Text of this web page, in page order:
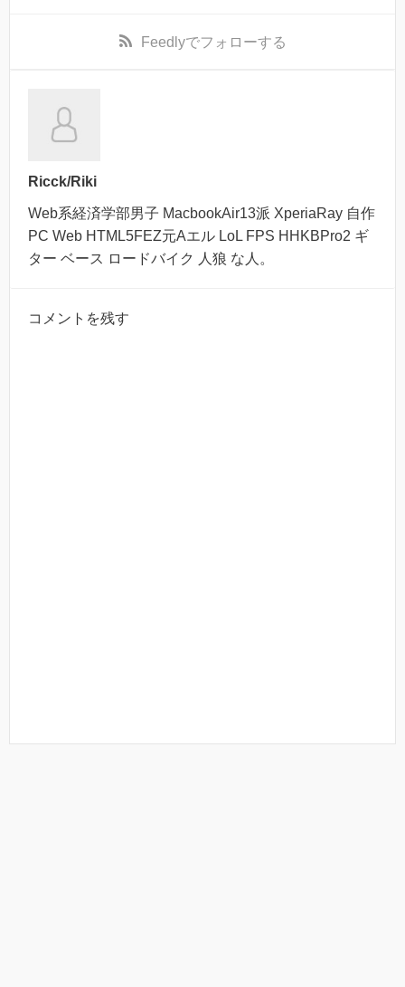
Feedlyでフォローする
Ricck/Riki
Web系経済学部男子 MacbookAir13派 XperiaRay 自作
PC Web HTML5FEZ元Aエル LoL FPS HHKBPro2 ギ
ター ベース ロードバイク 人狼 な人。
コメントを残す